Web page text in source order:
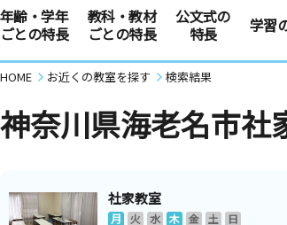
年齢・学年
ごとの特長
教科・教材
ごとの特長
公文式の
特長
学習
HOME お近くの教室を探す 検索結果
神奈川県海老名市社
社家教室
月 火 水 木 金 土
日